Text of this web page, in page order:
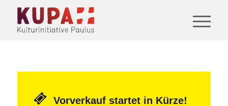
Vorverkauf startet in Kürze!